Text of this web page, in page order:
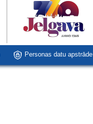
Personas datu apstrāde